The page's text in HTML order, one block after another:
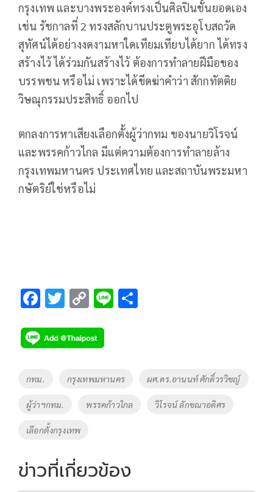
กรุงเทพ และบางพระองค์ทรงเป็นศิลปินชั้นยอดเอง
เช่น รัชกาลที่ 2 ทรงสลักบานประตูพระอุโบสถวัด
สุทัศน์ได้อย่างงดงามหาใดเทียมเทียบได้ยาก ได้ทรง
สร้างไว้ ได้ร่วมกันสร้างไว้ ต้องการทำลายฝีมือของ
บรรพชน หรือไม่ เพราะได้ขีดฆ่าคำว่า สักกทัตติย
วิษณุกรรมประสิทธิ์ ออกไป
ตกลงการหาเสียงเลือกตั้งผู้ว่ากทม ของนายวิโรจน์
และพรรคก้าวไกล มีแต่ความต้องการทำลายล้าง
กรุงเทพมหานคร ประเทศไทย และสถาบันพระมหา
กษัตริย์ใช่หรือไม่
F
e
b
o
k
T
tt
er
C
p
y
Li
k
Li
Tags
กทม. กรุงเทพมหานคร ผศ.ดร.อานนท์ ศักดิ์วรวิชญ์
ผู้ว่าฯกทม. พรรคก้าวไกล วิโรจน์ ลักขณาอดิศร
เลือกตั้งกรุงเทพ
ข่าวที่เกี่ยวข้อง